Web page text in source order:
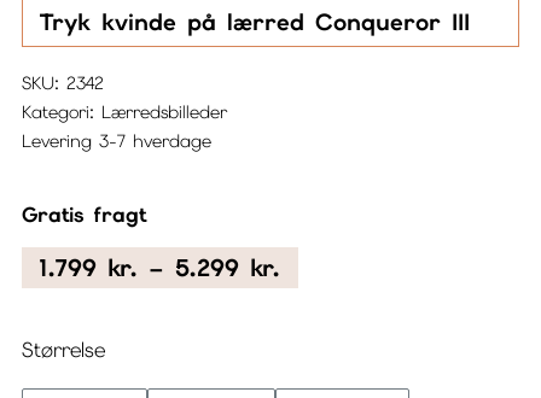
Tryk kvinde på lærred Conqueror III
SKU: 2342
Kategori: Lærredsbilleder
Levering 3-7 hverdage
Gratis fragt
1.799 kr. – 5.299 kr.
1.799 kr.
Størrelse